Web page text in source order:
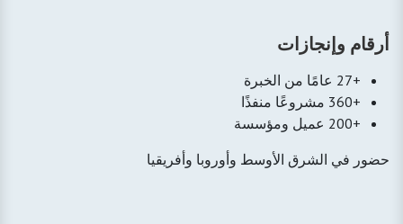
أرقام وإنجازات
+27 عامًا من الخبرة
+360 مشروعًا منفذًا
+200 عميل ومؤسسة
حضور في الشرق الأوسط وأوروبا وأفريقيا